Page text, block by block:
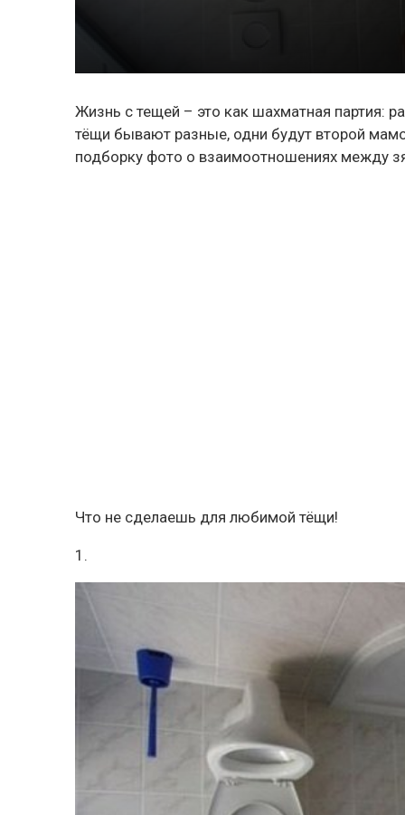
Жизнь с тещей – это как шахматная партия:
тёщи бывают разные, одни будут второй
подборку фото о взаимоотношениях между
Что не сделаешь для любимой тёщи!
1.